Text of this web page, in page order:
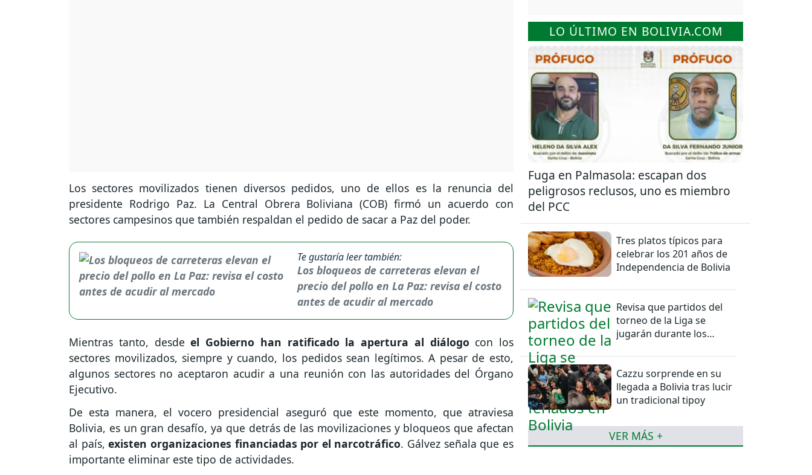
Los sectores movilizados tienen diversos pedidos, uno de ellos es la renuncia del
presidente Rodrigo Paz. La Central Obrera Boliviana (COB) firmó un acuerdo con
sectores campesinos que también respaldan el pedido de sacar a Paz del poder.
Te gustaría leer también:
Los bloqueos de carreteras elevan el
precio del pollo en La Paz: revisa el costo
antes de acudir al mercado
Mientras tanto, desdeel Gobierno han ratificado la apertura al diálogo con los
sectores movilizados, siempre y cuando, los pedidos sean legítimos. A pesar de esto,
algunos sectores no aceptaron acudir a una reunión con las autoridades del Órgano
Ejecutivo.
De esta manera, el vocero presidencial aseguró que este momento, que atraviesa
Bolivia, es un gran desafío, ya que detrás de las movilizaciones y bloqueos que afectan
al país,existen organizaciones financiadas por el narcotráfico. Gálvez señala que es
importante eliminar este tipo de actividades.
LO ÚLTIMO EN BOLIVIA.COM
Fuga en Palmasola: escapan dos
peligrosos reclusos, uno es miembro
del PCC
Tres platos típicos para
celebrar los 201 años de
Independencia de Bolivia
Revisa que partidos del
torneo de la Liga se
jugarán durante los
Cazzu sorprende en su
llegada a Bolivia tras lucir
un tradicional tipoy
VER MÁS +